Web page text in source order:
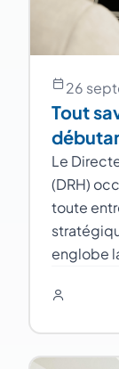
26
Tout
Le
(DRH)
toute
englobe